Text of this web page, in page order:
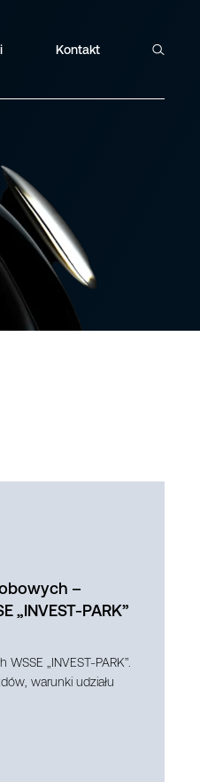
Kontakt Szukaj
–
„INVEST-PARK”
„INVEST-PARK”.
warunki udziału